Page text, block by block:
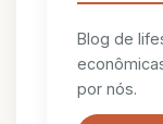
Blog de
por nós.